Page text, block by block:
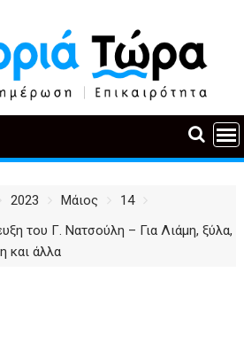
2023 Μάιος
14
του Γ. Νατσούλη – Για Λιάμη, ξύλα,
και άλλα